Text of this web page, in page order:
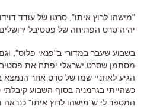
"מישהו לרוץ איתו", סרטו של עודד
יהיה סרט הפתיחה של פסטיבל ירושלים ב-6
בשבוע שעבר במדורי ב"פנאי פלוס",
מסתמן שסרט ישראלי יפתח את
הגיע לאוזניי שמו של סרט אחר הנמצא
כשהייתי בגרמניה בסוף השבוע
המספר לי ש"מישהו לרוץ איתו"